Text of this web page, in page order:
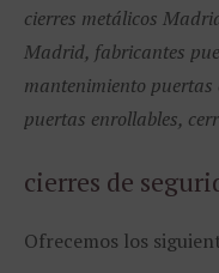
cierres metálicos
Madrid, fabricantes
mantenimiento
puertas enrollables,
cierres de
Ofrecemos los